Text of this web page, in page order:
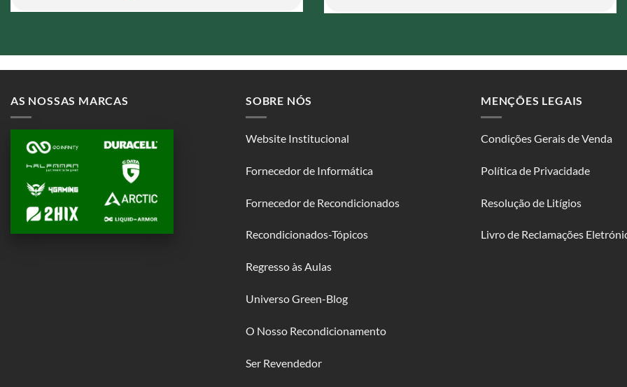
AS NOSSAS MARCAS SOBRE NÓS
Website Institucional
Fornecedor de Informática
Fornecedor de Recondicionados
Recondicionados-Tópicos
Regresso às Aulas
Universo Green-Blog
O Nosso Recondicionamento
Ser Revendedor
MENÇÕES LEGAIS
Condições Gerais de Venda
Política de Privacidade
Resolução de Litígios
Livro de Reclamações